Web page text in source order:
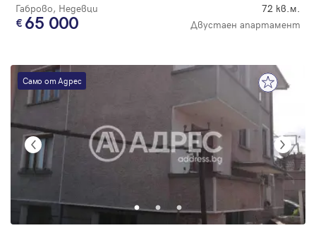
Габрово, Недевци 72 кв.м.
65 000 Двустаен апартамент
Само от Адрес